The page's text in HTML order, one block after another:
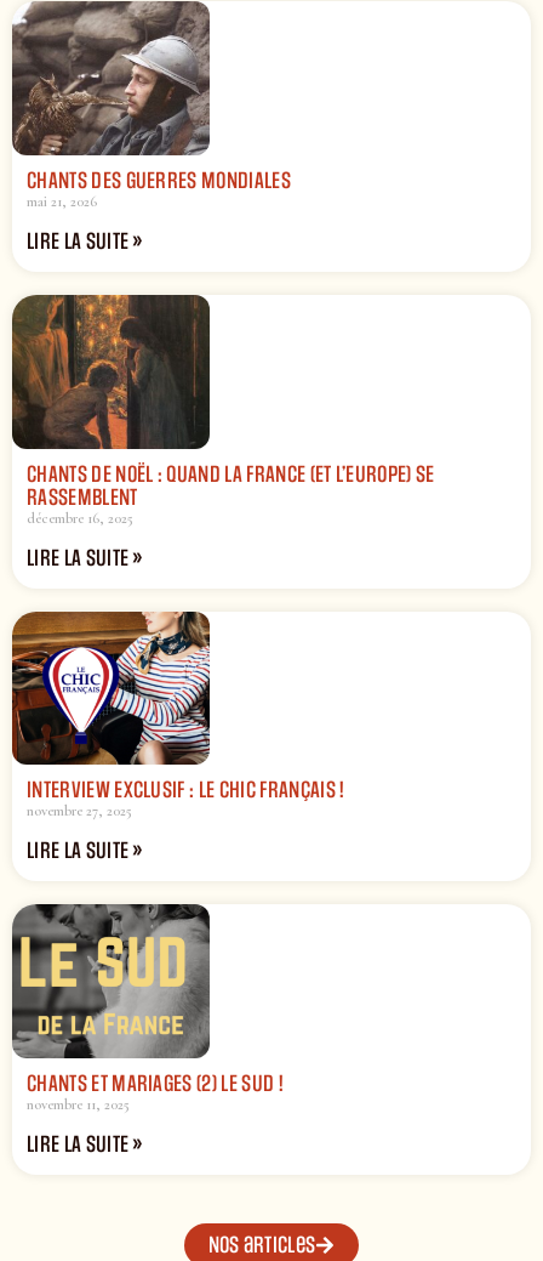
CHANTS DES GUERRES MONDIALES
mai 21, 2026
LIRE LA SUITE »
CHANTS DE NOËL : QUAND LA FRANCE (ET L’EUROPE) SE
RASSEMBLENT
décembre 16, 2025
LIRE LA SUITE »
INTERVIEW EXCLUSIF : LE CHIC FRANÇAIS !
novembre 27, 2025
LIRE LA SUITE »
CHANTS ET MARIAGES (2) LE SUD !
novembre 11, 2025
LIRE LA SUITE »
Nos articles